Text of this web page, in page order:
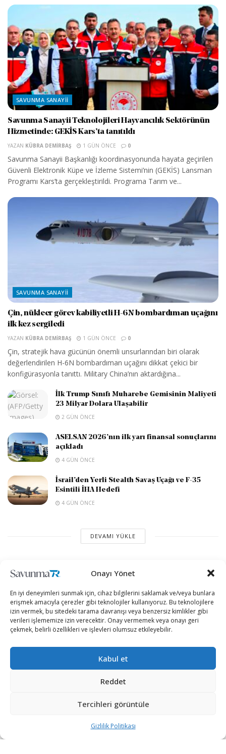
Onayı Yönet
En iyi deneyimleri sunmak için, cihaz bilgilerini saklamak ve/veya bunlara
erişmek amacıyla çerezler gibi teknolojiler kullanıyoruz. Bu teknolojilere
izin vermek, bu sitedeki tarama davranışı veya benzersiz kimlikler gibi
verileri işlememize izin verecektir. Onay vermemek veya onayı geri
çekmek, belirli özellikleri ve işlevleri olumsuz etkileyebilir.
Kabul et
Reddet
Tercihleri görüntüle
Gizlilik Politikası
SAVUNMA SANAYII
Savunma Sanayii Teknolojileri Hayvancılık Sektörünün
Hizmetinde: GEKİS Kars’ta tanıtıldı
YAZAN KÜBRA DEMIRBAŞ 1 GÜN ÖNCE 0
Savunma Sanayii Başkanlığı koordinasyonunda hayata geçirilen
Güvenli Elektronik Küpe ve İzleme Sistemi’nin (GEKİS) Lansman
Programı Kars’ta gerçekleştirildi. Programa Tarım ve...
SAVUNMA SANAYII
Çin, nükleer görev kabiliyetli H-6N bombardıman uçağını
ilk kez sergiledi
YAZAN KÜBRA DEMIRBAŞ 1 GÜN ÖNCE 0
Çin, stratejik hava gücünün önemli unsurlarından biri olarak
değerlendirilen H-6N bombardıman uçağını dikkat çekici bir
konfigürasyonla tanıttı. Military China’nın aktardığına...
İlk Trump Sınıfı Muharebe Gemisinin Maliyeti
23 Milyar Dolara Ulaşabilir
2 GÜN ÖNCE
ASELSAN 2026’nın ilk yarı finansal sonuçlarını
açıkladı
4 GÜN ÖNCE
İsrail’den Yerli Stealth Savaş Uçağı ve F-35
Esintili İHA Hedefi
4 GÜN ÖNCE
DEVAMI YÜKLE
“Etkin, Güvenilir, Haberdar”
+90 530 308 17 96
iletisim@savunmatr.com